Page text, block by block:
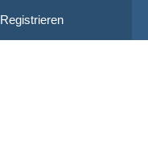
Registrieren